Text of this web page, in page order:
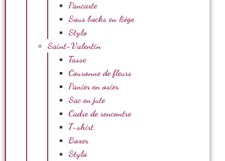
Pancarte
Sous bocks en liège
Stylo
Saint-Valentin
Tasse
Couronne de fleurs
Panier en osier
Sac en jute
Cadre de rencontre
T-shirt
Boxer
Stylo